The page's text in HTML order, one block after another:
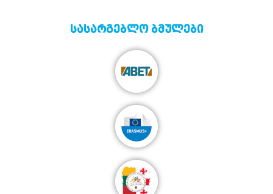
სასარგებლო ბმულები